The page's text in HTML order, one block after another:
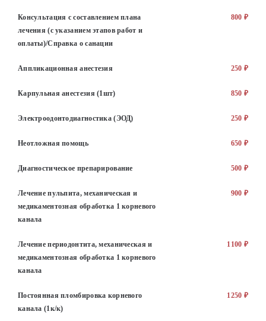
Консультация с составлением плана
лечения (с указанием этапов работ и
оплаты)/Справка о санации
800 ₽
Аппликационная анестезия 250 ₽
Карпульная анестезия (1шт) 850 ₽
Электроодонтодиагностика (ЭОД) 250 ₽
Неотложная помощь 650 ₽
Диагностическое препарирование 500 ₽
Лечение пульпита, механическая и
медикаментозная обработка 1 корневого
канала
900 ₽
Лечение периодонтита, механическая и
медикаментозная обработка 1 корневого
канала
1100 ₽
Постоянная пломбировка корневого
канала (1к/к)
1250 ₽